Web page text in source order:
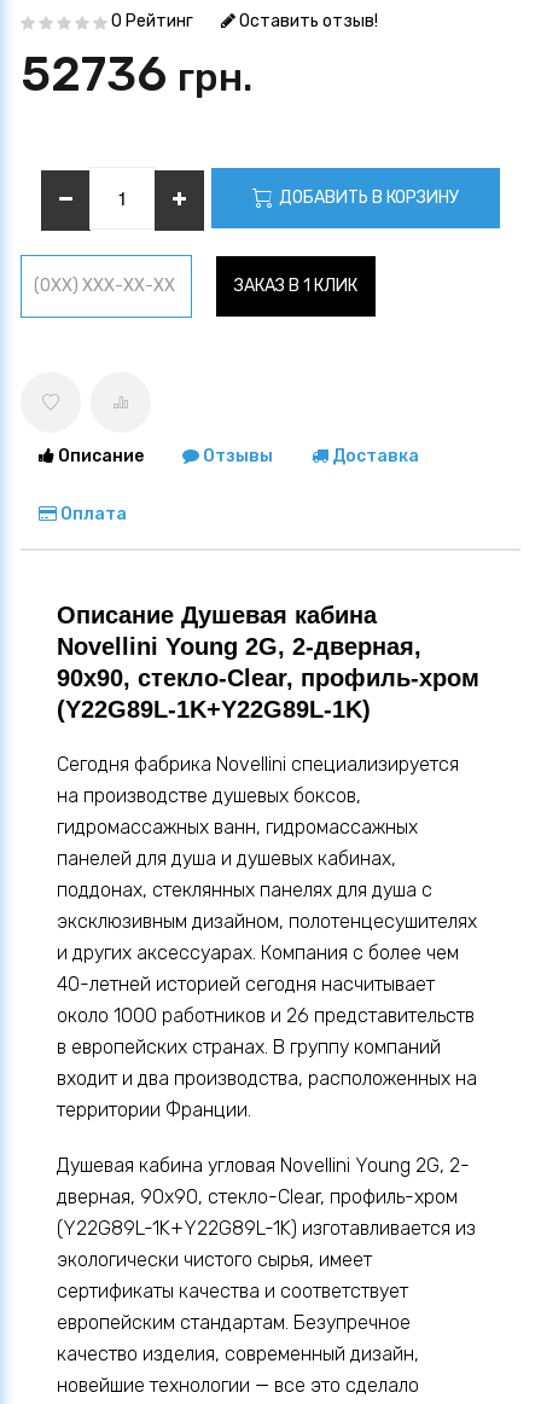
0 Рейтинг Оставить отзыв!
52736 грн.
ДОБАВИТЬ В КОРЗИНУ
ЗАКАЗ В 1 КЛИК
Описание Отзывы Доставка
Оплата
Описание Душевая кабина
Novellini Young 2G, 2-дверная,
90x90, стекло-Clear, профиль-хром
(Y22G89L-1K+Y22G89L-1K)
Сегодня фабрика Novellini специализируется
на производстве душевых боксов,
гидромассажных ванн, гидромассажных
панелей для душа и душевых кабинах,
поддонах, стеклянных панелях для душа с
эксклюзивным дизайном, полотенцесушителях
и других аксессуарах. Компания с более чем
40-летней историей сегодня насчитывает
около 1000 работников и 26 представительств
в европейских странах. В группу компаний
входит и два производства, расположенных на
территории Франции.
Душевая кабина угловая Novellini Young 2G, 2-
дверная, 90x90, стекло-Clear, профиль-хром
(Y22G89L-1K+Y22G89L-1K) изготавливается из
экологически чистого сырья, имеет
сертификаты качества и соответствует
европейским стандартам. Безупречное
качество изделия, современный дизайн,
новейшие технологии — все это сделало